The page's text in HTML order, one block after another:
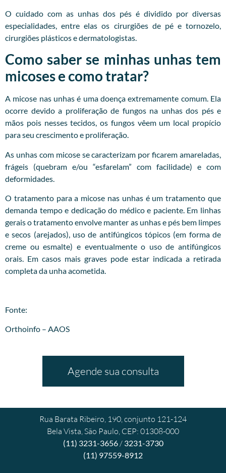
O cuidado com as unhas dos pés é dividido por diversas
especialidades, entre elas os cirurgiões de pé e tornozelo,
cirurgiões plásticos e dermatologistas.
Como saber se minhas unhas tem
micoses e como tratar?
A micose nas unhas é uma doença extremamente comum. Ela
ocorre devido a proliferação de fungos na unhas dos pés e
mãos pois nesses tecidos, os fungos vêem um local propício
para seu crescimento e proliferação.
As unhas com micose se caracterizam por ficarem amareladas,
frágeis (quebram e/ou “esfarelam” com facilidade) e com
deformidades.
O tratamento para a micose nas unhas é um tratamento que
demanda tempo e dedicação do médico e paciente. Em linhas
gerais o tratamento envolve manter as unhas e pés bem limpes
e secos (arejados), uso de antifúngicos tópicos (em forma de
creme ou esmalte) e eventualmente o uso de antifúngicos
orais. Em casos mais graves pode estar indicada a retirada
completa da unha acometida.
Fonte:
Orthoinfo – AAOS
Agende sua consulta
Rua Barata Ribeiro, 190, conjunto 121-124
Bela Vista, São Paulo, CEP: 01308-000
(11) 3231-3656/ 3231-3730
(11) 97559-8912